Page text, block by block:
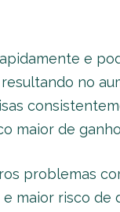
e
no
maior de
problemas
maior risco de